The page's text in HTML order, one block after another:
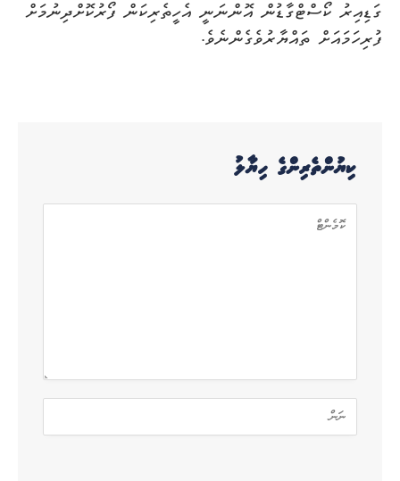
ގަޑިއިރު ކޯސްޓްގާޑުން އޮންނަނީ އެހީތެރިކަން ފޯރުކޮށްދިނުމަށް
ފުރިހަމައަށް ތައްޔާރުވެގެންނެވެ.
ކިޔުންތެރިންގެ ހިޔާލު